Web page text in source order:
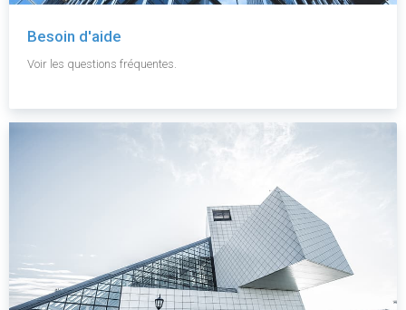
Besoin d'aide
Voir les questions fréquentes.